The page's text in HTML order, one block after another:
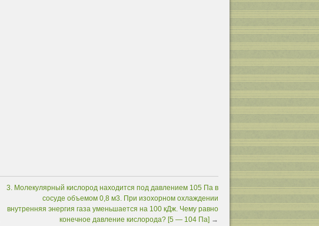
3. Молекулярный кислород находится под давлением 105 Па в
сосуде объемом 0,8 м3. При изохорном охлаждении
внутренняя энергия газа уменьшается на 100 кДж. Чему равно
конечное давление кислорода? [5 — 104 Па] →